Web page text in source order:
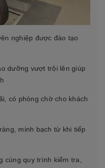
nghiệp được đào tạo
dưỡng vượt trội lên giúp
có phòng chờ cho khách
minh bạch từ khi tiếp
cùng quy trình kiểm tra,